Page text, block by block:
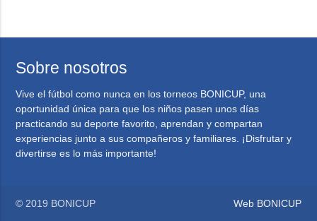
Sobre nosotros
Vive el fútbol como nunca en los torneos BONICUP, una
oportunidad única para que los niños pasen unos días
practicando su deporte favorito, aprendan y compartan
experiencias junto a sus compañeros y familiares. ¡Disfrutar y
divertirse es lo más importante!
© 2019 BONICUP Web BONICUP